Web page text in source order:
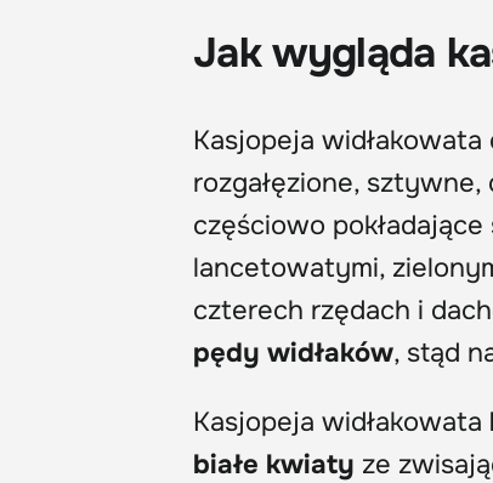
Jak wygląda
Kasjopeja
rozgałęzione,
częściowo
lancetowatymi,
czterech rzędach i
pędy widłaków, stąd
Kasjopeja widłakowata
białe kwiaty ze